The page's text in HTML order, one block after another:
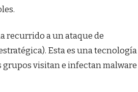
recurrido a un ataque de
Esta es una tecnología
grupos visitan e infectan malware